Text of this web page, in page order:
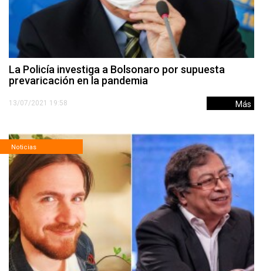
La Policía investiga a Bolsonaro por supuesta
prevaricación en la pandemia
13/07/2021 19:58 Más
Noticias